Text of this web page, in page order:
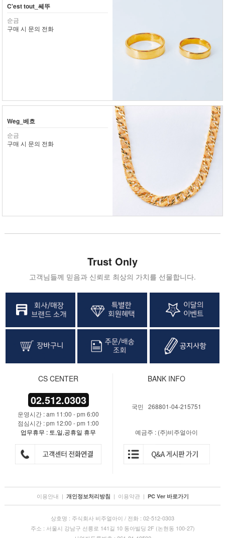
C'est tout_쎄뚜
순금
구매 시 문의 전화
Weg_베흐
순금
구매 시 문의 전화
Trust Only
고객님들께 믿음과 신뢰로 최상의 가치를 선물합니다.
CS CENTER
02.512.0303
운영시간 : am 11:00 - pm 6:00
점심시간 : pm 12:00 - pm 1:00
업무휴무 : 토,일,공휴일 휴무
BANK INFO
국민 268801-04-215751
예금주 : (주)비주얼아이
이용안내 | 개인정보처리방침 | 이용약관 | PC Ver 바로가기
상호명 : 주식회사 비주얼아이 / 전화 : 02-512-0303
주소 : 서울시 강남구 선릉로 141길 10 동아빌딩 2F (논현동 100-27)